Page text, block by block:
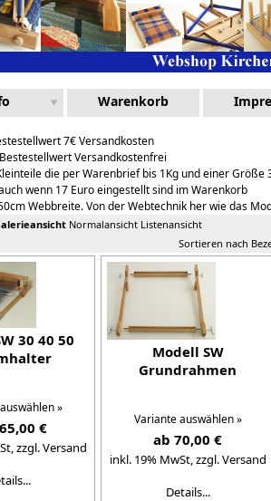
Warenkorb
7€ Versandkosten
Versandkostenfrei
die per Warenbrief bis 1Kg und einer Größe
wenn 17 Euro eingestellt sind im Warenkorb
Webbreite. Von der Webtechnik her wie das
Normalansicht Listenansicht
Sortieren nach
30 40 50
»
€
zzgl. Versand
Modell SW
Grundrahmen
Variante auswählen »
ab 70,00 €
inkl. 19% MwSt,zzgl. Versand
Details...